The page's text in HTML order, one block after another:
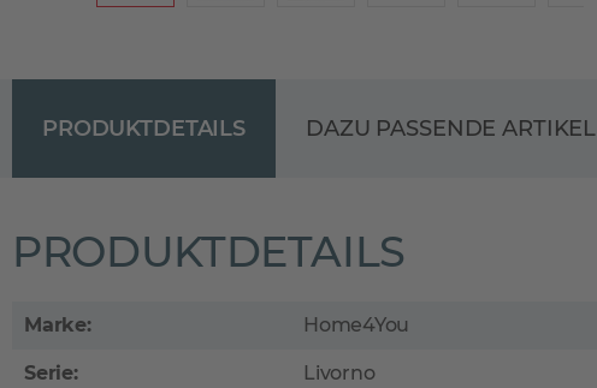
PRODUKTDETAILS
PRODUKTDETAILS
Marke: Home4You
Serie: Livorno
DAZU PASSENDE ARTIKEL